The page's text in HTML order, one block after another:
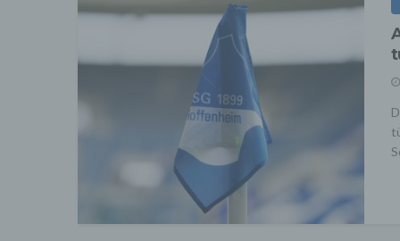
Die
Es
über
ein.